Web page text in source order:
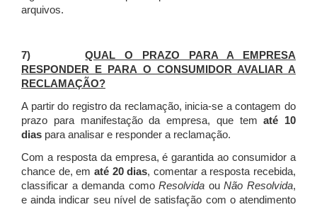
arquivos.
7)QUAL O PRAZO PARA A EMPRESA
RESPONDER E PARA O CONSUMIDOR AVALIAR A
RECLAMAÇÃO?
A partir do registro da reclamação, inicia-se a contagem do
prazo para manifestação da empresa, que tematé 10
dias para analisar e responder a reclamação.
Com a resposta da empresa, é garantida ao consumidor a
chance de, em até 20 dias, comentar a resposta recebida,
classificar a demanda comoResolvida ouNão Resolvida,
e ainda indicar seu nível de satisfação com o atendimento